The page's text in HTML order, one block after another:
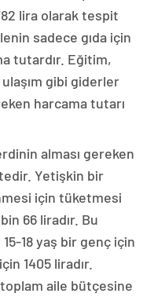
lira olarak tespit
sadece gıda için
tutardır. Eğitim,
ulaşım gibi giderler
harcama tutarı
alması gereken
Yetişkin bir
için tüketmesi
66 liradır. Bu
18 yaş bir genç için
1405 liradır.
aile bütçesine